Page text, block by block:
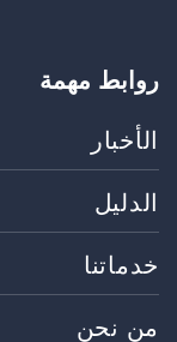
روابط مهمة
الأخبار
الدليل
خدماتنا
من نحن